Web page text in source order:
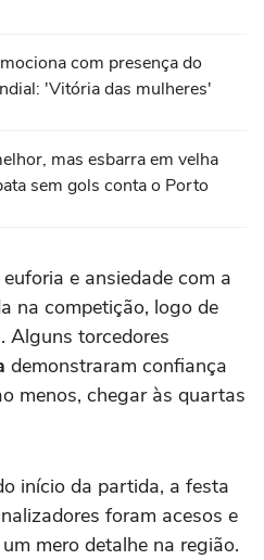
com presença do
'Vitória das mulheres'
mas esbarra em velha
sem gols conta o Porto
e ansiedade com a
na competição, logo de
Alguns torcedores
demonstraram confiança
menos, chegar às quartas
início da partida, a festa
foram acesos e
mero detalhe na região.